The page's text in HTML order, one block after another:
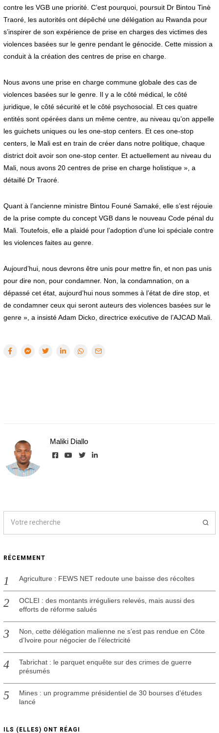
contre les VGB une priorité. C’est pourquoi, poursuit Dr Bintou Tinè
Traoré, les autorités ont dépêché une délégation au Rwanda pour
s’inspirer de son expérience de prise en charges des victimes des
violences basées sur le genre pendant le génocide. Cette mission a
conduit à la création des centres de prise en charge.
Nous avons une prise en charge commune globale des cas de
violences basées sur le genre. Il y a le côté médical, le côté
juridique, le côté sécurité et le côté psychosocial. Et ces quatre
entités sont opérées dans un même centre, au niveau qu’on appelle
les guichets uniques ou les one-stop centers. Et ces one-stop
centers, le Mali est en train de créer dans notre politique, chaque
district doit avoir son one-stop center. Et actuellement au niveau du
Mali, nous avons 20 centres de prise en charge holistique », a
détaillé Dr Traoré.
Quant à l’ancienne ministre Bintou Founé Samaké, elle s’est réjouie
de la prise compte du concept VGB dans le nouveau Code pénal du
Mali. Toutefois, elle a plaidé pour l’adoption d’une loi spéciale contre
les violences faites au genre.
Aujourd’hui, nous devrons être unis pour mettre fin, et non pas unis
pour dire non, pour condamner. Non, la condamnation, on a
dépassé cet état, aujourd’hui nous sommes à l’état de dire stop, et
de condamner ceux qui seront auteurs des violences basées sur le
genre », a insisté Adam Dicko, directrice exécutive de l’AJCAD Mali.
Maliki Diallo
RÉCEMMENT
Agriculture : FEWS NET redoute une baisse des récoltes
OCLEI : des montants irréguliers relevés, mais aussi des
efforts de réforme salués
Non, cette délégation malienne ne s’est pas rendue en Côte
d’Ivoire pour négocier de l’électricité
Tabrichat : le parquet enquête sur des crimes de guerre
présumés
Mines : un programme présidentiel de 30 bourses d’études
lancé
ILS (ELLES) ONT RÉAGI